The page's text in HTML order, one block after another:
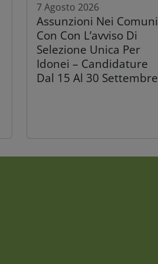
7 Agosto 2026
Assunzioni Nei Comuni
Con Con L’avviso Di
Selezione Unica Per
Idonei – Candidature
Dal 15 Al 30 Settembre